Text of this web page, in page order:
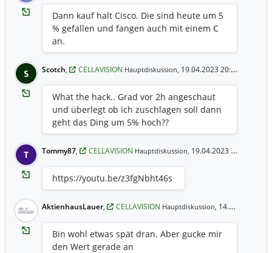
Dann kauf halt Cisco. Die sind heute um 5
% gefallen und fangen auch mit einem C
an.
S Scotch, CELLAVISION Hauptdiskussion, 19.04.2023 20:58 Uhr
What the hack.. Grad vor 2h angeschaut
und überlegt ob ich zuschlagen soll dann
geht das Ding um 5% hoch??
T Tommy87, CELLAVISION Hauptdiskussion, 19.04.2023 14:54 Uhr
https://youtu.be/z3fgNbht46s
AktienhausLauer, CELLAVISION Hauptdiskussion, 14.07.2022 23:31 Uhr
Bin wohl etwas spät dran. Aber gucke mir
den Wert gerade an